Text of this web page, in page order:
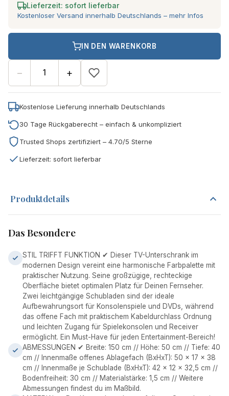
Lieferzeit: sofort lieferbar
Kostenloser Versand innerhalb Deutschlands – mehr Infos
− +
IN DEN WARENKORB
Kostenlose Lieferung innerhalb Deutschlands
30 Tage Rückgaberecht – einfach & unkompliziert
Trusted Shops zertifiziert – 4.70/5 Sterne
Lieferzeit: sofort lieferbar
Produktdetails
Das Besondere
STIL TRIFFT FUNKTION ✔ Dieser TV-Unterschrank im
modernen Design vereint eine harmonische Farbpalette mit
praktischer Nutzung. Seine großzügige, rechteckige
Oberfläche bietet optimalen Platz für Deinen Fernseher.
Zwei leichtgängige Schubladen sind der ideale
Aufbewahrungsort für Konsolenspiele und DVDs, während
das offene Fach mit praktischem Kabeldurchlass Ordnung
und leichten Zugang für Spielekonsolen und Receiver
ermöglicht. Ein Must-Have für jeden Entertainment-Bereich!
ABMESSUNGEN ✔ Breite: 150 cm // Höhe: 50 cm // Tiefe: 40
cm // Innenmaße offenes Ablagefach (BxHxT): 50 x 17 x 38
cm // Innenmaße je Schublade (BxHxT): 42 x 12 x 32,5 cm //
Bodenfreiheit: 30 cm // Materialstärke: 1,5 cm // Weitere
Abmessungen findest du im Maßbild.